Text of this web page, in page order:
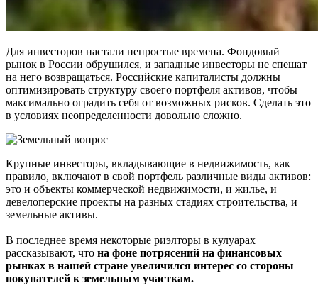
Для инвесторов настали непростые времена. Фондовый
рынок в России обрушился, и западные инвесторы не спешат
на него возвращаться. Российские капиталисты должны
оптимизировать структуру своего портфеля активов, чтобы
максимально оградить себя от возможных рисков. Сделать это
в условиях неопределенности довольно сложно.
Крупные инвесторы, вкладывающие в недвижимость, как
правило, включают в свой портфель различные виды активов:
это и объекты коммерческой недвижимости, и жилье, и
девелоперские проекты на разных стадиях строительства, и
земельные активы.
В последнее время некоторые риэлторы в кулуарах
рассказывают, что на фоне потрясений на финансовых
рынках в нашей стране увеличился интерес со стороны
покупателей к земельным участкам.